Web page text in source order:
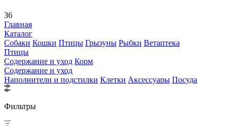
36
Главная
Каталог
Собаки Кошки Птицы Грызуны Рыбки Ветаптека
Птицы
Содержание и уход Корм
Содержание и уход
Наполнители и подстилки Клетки Аксессуары Посуда
Фильтры